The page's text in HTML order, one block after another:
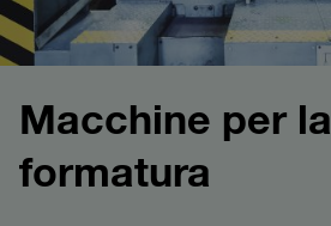
Macchine per la
formatura